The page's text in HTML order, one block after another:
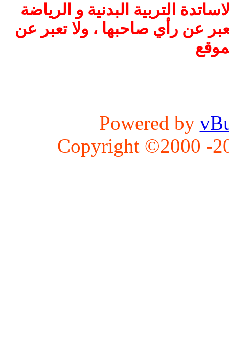
التربية البدنية و الرياضة
عن رأي صاحبها ، ولا تعبر عن
Powered by
Copyright ©2000 -